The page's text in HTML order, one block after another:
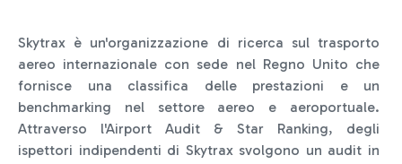
Skytrax è un'organizzazione di ricerca sul trasporto
aereo internazionale con sede nel Regno Unito che
fornisce una classifica delle prestazioni e un
benchmarking nel settore aereo e aeroportuale.
Attraverso l'Airport Audit & Star Ranking, degli
ispettori indipendenti di Skytrax svolgono un audit in